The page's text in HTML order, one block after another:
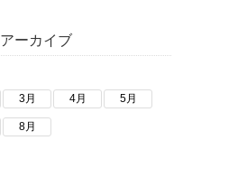
アーカイブ
3月 4月 5月
8月